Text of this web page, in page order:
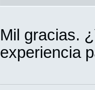
Mil gracias.
experiencia